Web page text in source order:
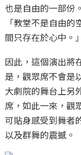
也是自由的一部份
「教堂不是自由
間只存在於心中。」
因此，這個演出將
是，觀眾席不會是
大劇院的舞台上另
席，如此一來，觀
可貼身感受到舞者
以及群舞的震撼。